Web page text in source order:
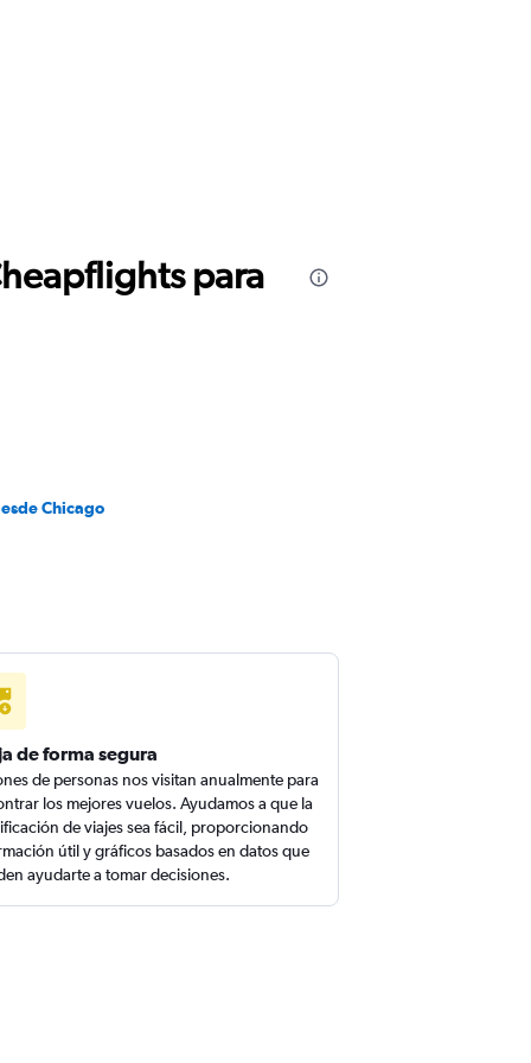
para
Chicago
de forma segura
de personas nos visitan anualmente para
los mejores vuelos. Ayudamos a que la
de viajes sea fácil, proporcionando
útil y gráficos basados en datos que
ayudarte a tomar decisiones.